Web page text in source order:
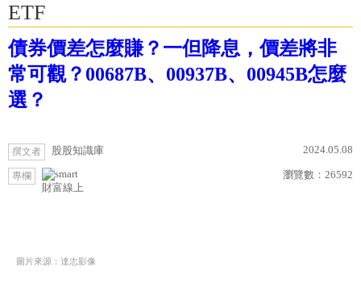
ETF
債券價差怎麼賺？一但降息，價差將非
常可觀？00687B、00937B、00945B怎麼
選？
撰文者 股股知識庫 2024.05.08
專欄
財富線上
瀏覽數： 26592
圖片來源：達志影像